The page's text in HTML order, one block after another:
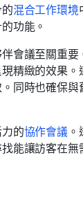
混合工作環境
功能。
會議至關重要
精緻的效果。
同時也確保與
的協作會議
能讓訪客在無